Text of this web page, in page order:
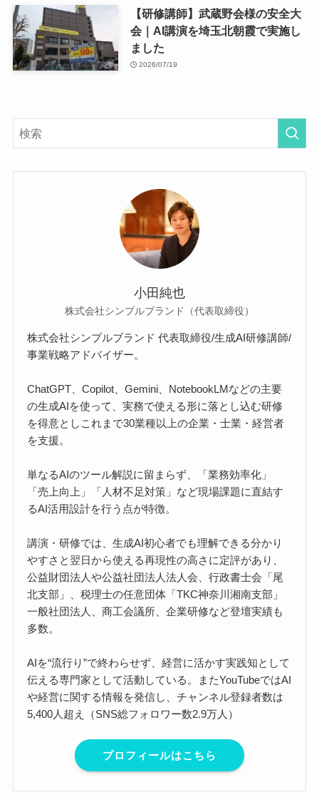
【研修講師】武蔵野会様の安全大
会｜AI講演を埼玉北朝霞で実施し
ました
2026/07/19
小田純也
株式会社シンプルブランド（代表取締役）
株式会社シンプルブランド 代表取締役/生成AI研修講師/
事業戦略アドバイザー。
ChatGPT、Copilot、Gemini、NotebookLMなどの主要
の生成AIを使って、実務で使える形に落とし込む研修
を得意としこれまで30業種以上の企業・士業・経営者
を支援。
単なるAIのツール解説に留まらず、「業務効率化」
「売上向上」「人材不足対策」など現場課題に直結す
るAI活用設計を行う点が特徴。
講演・研修では、生成AI初心者でも理解できる分かり
やすさと翌日から使える再現性の高さに定評があり、
公益財団法人や公益社団法人法人会、行政書士会「尾
北支部」、税理士の任意団体「TKC神奈川湘南支部」
一般社団法人、商工会議所、企業研修など登壇実績も
多数。
AIを“流行り”で終わらせず、経営に活かす実践知として
伝える専門家として活動している。またYouTubeではAI
や経営に関する情報を発信し、チャンネル登録者数は
5,400人超え（SNS総フォロワー数2.9万人）
プロフィールはこちら